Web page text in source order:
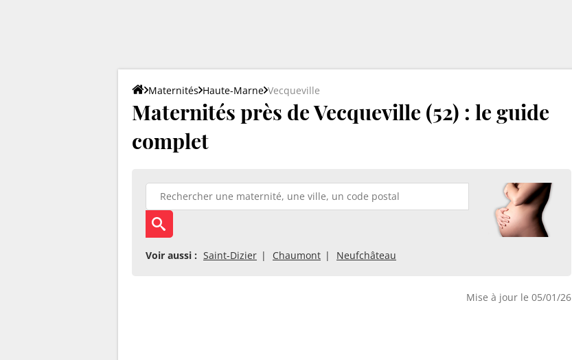
Maternités Haute-Marne Vecqueville
Maternités près de Vecqueville (52) : le guide
complet
Voir aussi : Saint-Dizier Chaumont Neufchâteau
Mise à jour le 05/01/26